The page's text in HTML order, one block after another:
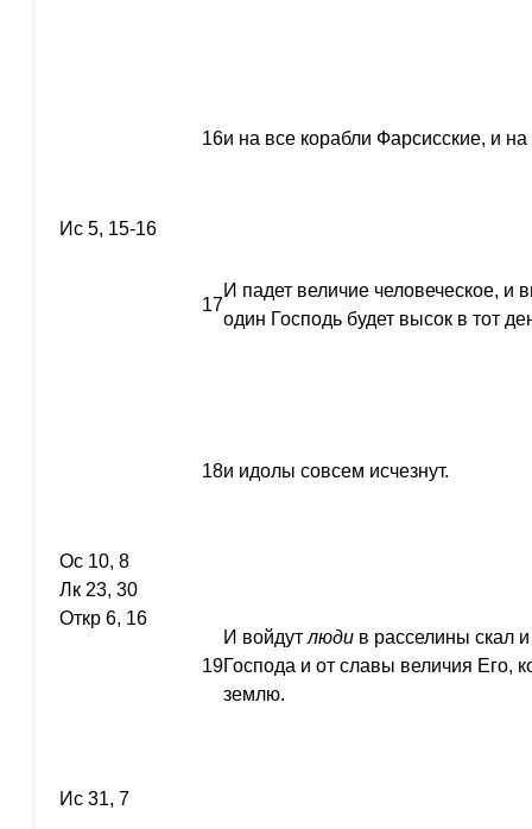
16и на все корабли Фарсисские, и
Ис 5, 15-16
17
И падет величие человеческое, и
один Господь будет высок в тот
18и идолы совсем исчезнут.
Ос 10, 8
Лк 23, 30
Откр 6, 16
19
И войдут люди в расселины скал
Господа и от славы величия Его,
землю.
Ис 31, 7